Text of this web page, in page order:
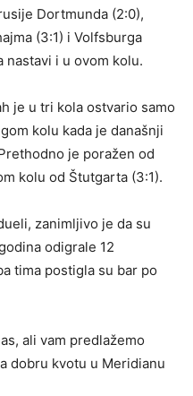
Dortmunda (2:0),
(3:1) i Volfsburga
nastavi i u ovom kolu.
je u tri kola ostvario samo
kolu kada je današnji
je poražen od
kolu od Štutgarta (3:1).
zanimljivo je da su
odigrale 12
tima postigla su bar po
ali vam predlažemo
dobru kvotu u Meridianu